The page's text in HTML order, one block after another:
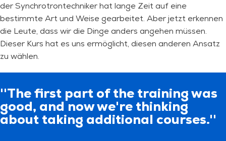
der Synchrotrontechniker hat lange Zeit auf eine
bestimmte Art und Weise gearbeitet. Aber jetzt erkennen
die Leute, dass wir die Dinge anders angehen müssen.
Dieser Kurs hat es uns ermöglicht, diesen anderen Ansatz
zu wählen.
''The first part of the training was
good, and now we're thinking
about taking additional courses.''